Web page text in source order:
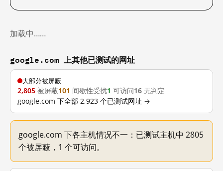
加载中……
google.com 上其他已测试的网址
大部分被屏蔽
2,805 被屏蔽101 间歇性受扰1 可访问16 无判定
google.com 下全部 2,923 个已测试网址 →
google.com 下各主机情况不一：已测试主机中 2805
个被屏蔽，1 个可访问。